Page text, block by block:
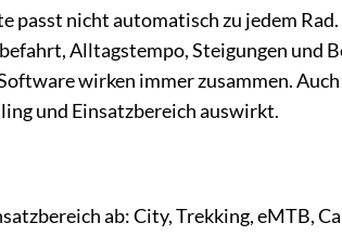
passt nicht automatisch zu jedem
Alltagstempo, Steigungen und
wirken immer zusammen.
und Einsatzbereich auswirkt.
ab: City, Trekking, eMTB,